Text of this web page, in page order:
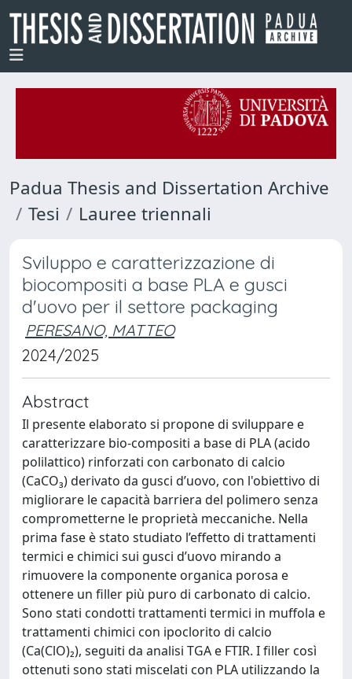
Padua Thesis and Dissertation Archive
Tesi
Lauree triennali
Sviluppo e caratterizzazione di
biocompositi a base PLA e gusci
d'uovo per il settore packaging
PERESANO, MATTEO
2024/2025
Abstract
Il presente elaborato si propone di sviluppare e
caratterizzare bio-compositi a base di PLA (acido
polilattico) rinforzati con carbonato di calcio
(CaCO₃) derivato da gusci d’uovo, con l'obiettivo di
migliorare le capacità barriera del polimero senza
comprometterne le proprietà meccaniche. Nella
prima fase è stato studiato l’effetto di trattamenti
termici e chimici sui gusci d’uovo mirando a
rimuovere la componente organica porosa e
ottenere un filler più puro di carbonato di calcio.
Sono stati condotti trattamenti termici in muffola e
trattamenti chimici con ipoclorito di calcio
(Ca(ClO)₂), seguiti da analisi TGA e FTIR. I filler così
ottenuti sono stati miscelati con PLA utilizzando la